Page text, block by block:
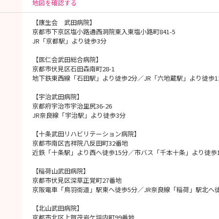
地図を確認する
【康生会 武田病院】
京都市下京区塩小路通西洞院東入東塩小路町841-5
JR「京都駅」より徒歩3分
【医仁会武田総合病院】
京都市伏見区石田森南町28-1
地下鉄東西線「石田駅」より徒歩2分／JR「六地蔵駅」より徒歩
【宇治武田病院】
京都府宇治市宇治里尻36-26
JR奈良線「宇治駅」より徒歩3分
【十条武田リハビリテーション病院】
京都市南区吉祥院八反田町32番地
近鉄「十条駅」より西へ徒歩15分／市バス「千本十条」より徒歩
【稲荷山武田病院】
京都市伏見区深草正覚町27番地
京阪電車「鳥羽街道」駅東へ徒歩5分／JR奈良線「稲荷」駅北へ
【北山武田病院】